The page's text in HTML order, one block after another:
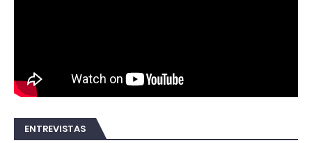
ENTREVISTAS